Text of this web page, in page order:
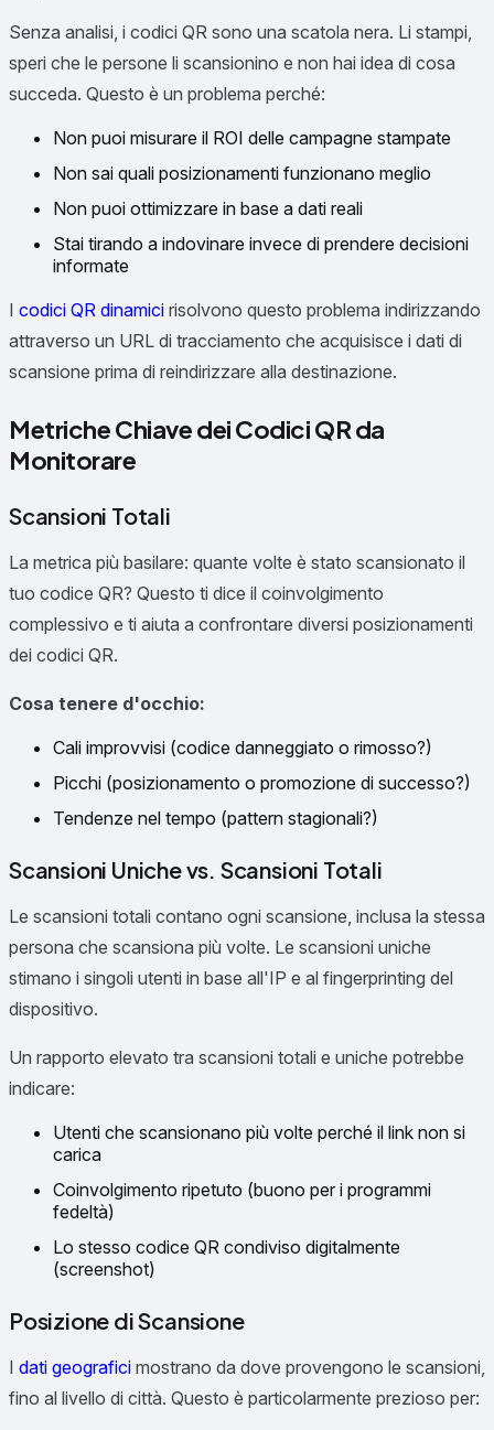
Senza analisi, i codici QR sono una scatola nera. Li stampi,
speri che le persone li scansionino e non hai idea di cosa
succeda. Questo è un problema perché:
Non puoi misurare il ROI delle campagne stampate
Non sai quali posizionamenti funzionano meglio
Non puoi ottimizzare in base a dati reali
Stai tirando a indovinare invece di prendere decisioni
informate
I codici QR dinamici risolvono questo problema indirizzando
attraverso un URL di tracciamento che acquisisce i dati di
scansione prima di reindirizzare alla destinazione.
Metriche Chiave dei Codici QR da
Monitorare
Scansioni Totali
La metrica più basilare: quante volte è stato scansionato il
tuo codice QR? Questo ti dice il coinvolgimento
complessivo e ti aiuta a confrontare diversi posizionamenti
dei codici QR.
Cosa tenere d'occhio:
Cali improvvisi (codice danneggiato o rimosso?)
Picchi (posizionamento o promozione di successo?)
Tendenze nel tempo (pattern stagionali?)
Scansioni Uniche vs. Scansioni Totali
Le scansioni totali contano ogni scansione, inclusa la stessa
persona che scansiona più volte. Le scansioni uniche
stimano i singoli utenti in base all'IP e al fingerprinting del
dispositivo.
Un rapporto elevato tra scansioni totali e uniche potrebbe
indicare:
Utenti che scansionano più volte perché il link non si
carica
Coinvolgimento ripetuto (buono per i programmi
fedeltà)
Lo stesso codice QR condiviso digitalmente
(screenshot)
Posizione di Scansione
I dati geografici mostrano da dove provengono le scansioni,
fino al livello di città. Questo è particolarmente prezioso per: